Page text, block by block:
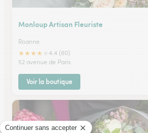
Monloup Artisan Fleuriste
Roanne
★★★★
4.4 (60)
52 avenue de Paris
Voir la boutique